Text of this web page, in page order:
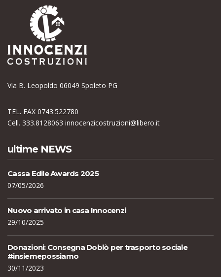
Via B. Leopoldo 06049 Spoleto PG
TEL. FAX 0743.522780
Cell. 333.8128063 innocenzicostruzioni@libero.it
ultime NEWS
Cassa Edile Awards 2025
07/05/2026
Nuovo arrivato in casa Innocenzi
29/10/2025
Donazioni: Consegna Doblò per trasporto sociale
#insiemepossiamo
30/11/2023